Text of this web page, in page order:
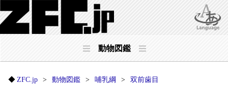
動物図鑑
ZFC.jp 動物図鑑 哺乳綱
双前歯目